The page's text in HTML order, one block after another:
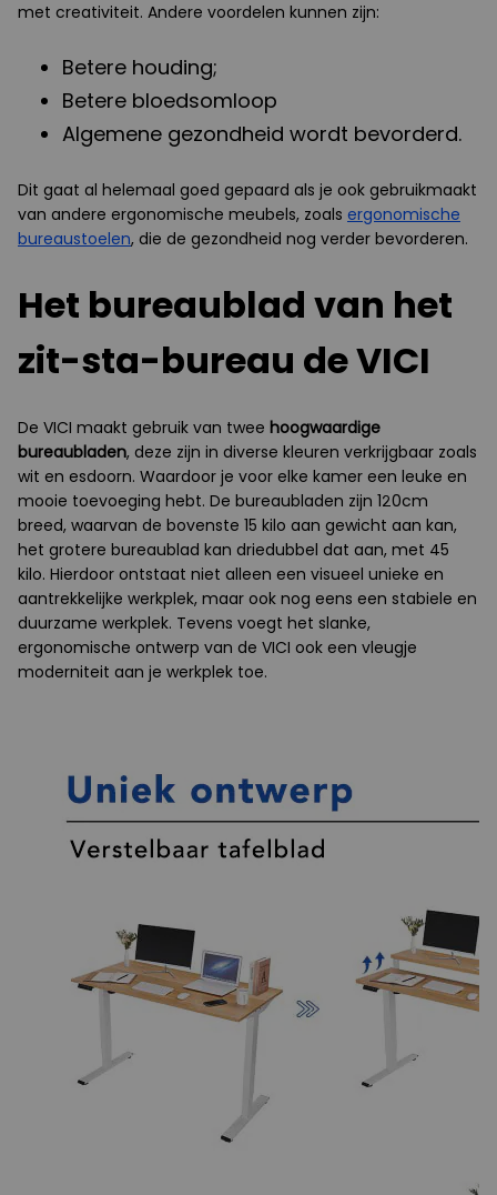
met creativiteit. Andere voordelen kunnen zijn:
Betere houding;
Betere bloedsomloop
Algemene gezondheid wordt bevorderd.
Dit gaat al helemaal goed gepaard als je ook gebruikmaakt
van andere ergonomische meubels, zoals ergonomische
bureaustoelen, die de gezondheid nog verder bevorderen.
Het bureaublad van het
zit-sta-bureau de VICI
De VICI maakt gebruik van twee hoogwaardige
bureaubladen, deze zijn in diverse kleuren verkrijgbaar zoals
wit en esdoorn. Waardoor je voor elke kamer een leuke en
mooie toevoeging hebt. De bureaubladen zijn 120cm
breed, waarvan de bovenste 15 kilo aan gewicht aan kan,
het grotere bureaublad kan driedubbel dat aan, met 45
kilo. Hierdoor ontstaat niet alleen een visueel unieke en
aantrekkelijke werkplek, maar ook nog eens een stabiele en
duurzame werkplek. Tevens voegt het slanke,
ergonomische ontwerp van de VICI ook een vleugje
moderniteit aan je werkplek toe.